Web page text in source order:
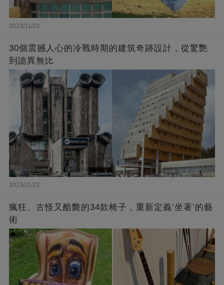
2023/11/23
30個震撼人心的冷戰時期的建筑奇跡設計，從驚艷
到詭異無比
2023/11/23
瘋狂、古怪又酷斃的34款椅子，重新定義‘坐著’的藝
術